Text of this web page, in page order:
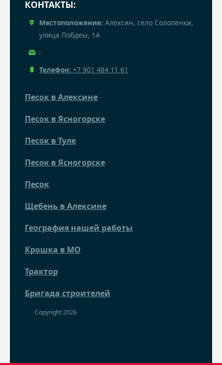
КОНТАКТЫ:
Местоположение: Алексин, село Солопенки,
улица Побдеы, 1А
:
Телефон: +7 901 484 11 61
Песок в Алексине
Песок в Ясногорске
Песок в Туле
Песок в Ясногорске
Песок
Щебень в Алексине
География нашей работы
Крошка в МО
Трактор
Бригада строителей
Copyright 2026